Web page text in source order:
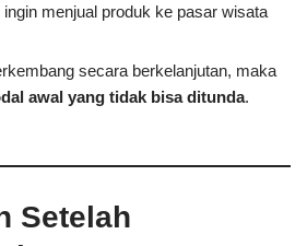
menjual produk ke pasar wisata
secara berkelanjutan, maka
awal yang tidak bisa ditunda.
Setelah